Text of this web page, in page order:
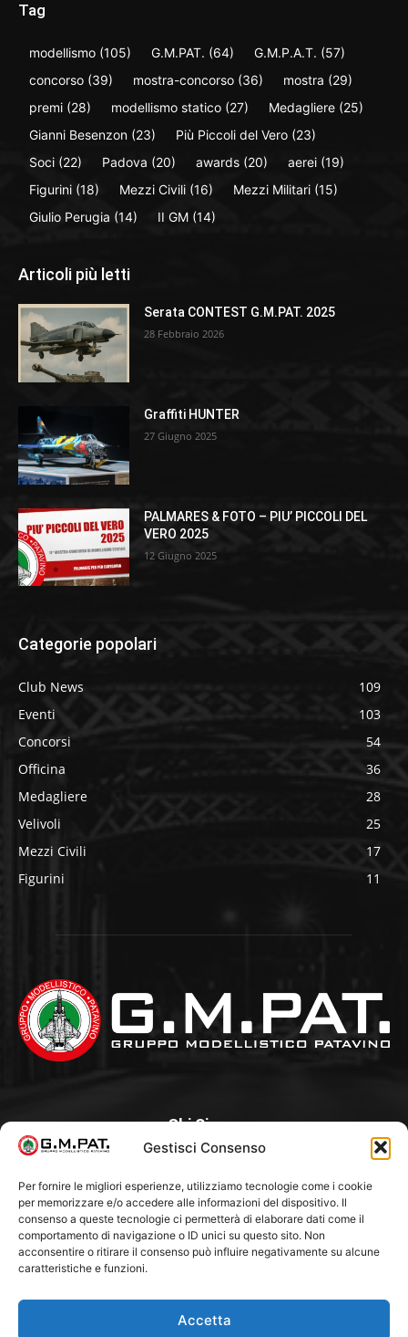
Gestisci Consenso
Per fornire le migliori esperienze, utilizziamo tecnologie come i cookie
per memorizzare e/o accedere alle informazioni del dispositivo. Il
consenso a queste tecnologie ci permetterà di elaborare dati come il
comportamento di navigazione o ID unici su questo sito. Non
acconsentire o ritirare il consenso può influire negativamente su alcune
caratteristiche e funzioni.
Accetta
Tag
modellismo (105) G.M.PAT. (64) G.M.P.A.T. (57)
concorso (39) mostra-concorso (36) mostra (29)
premi (28) modellismo statico (27) Medagliere (25)
Gianni Besenzon (23) Più Piccoli del Vero (23)
Soci (22) Padova (20) awards (20) aerei (19)
Figurini (18) Mezzi Civili (16) Mezzi Militari (15)
Giulio Perugia (14) II GM (14)
Articoli più letti
Serata CONTEST G.M.PAT. 2025
28 Febbraio 2026
Graffiti HUNTER
27 Giugno 2025
PALMARES & FOTO – PIU’ PICCOLI DEL
VERO 2025
12 Giugno 2025
Categorie popolari
Club News
109
Eventi
103
Concorsi
54
Officina
36
Medagliere
28
Velivoli
25
Mezzi Civili
17
Figurini
11
Chi Siamo
con l’intento di creare a Padova un punto di aggregazione e
di riferimento per l’hobby del modellismo statico. Tra i Soci
“fondatori” ci sono Franco Callegari e Gianni Besenzon.
Seguici Su